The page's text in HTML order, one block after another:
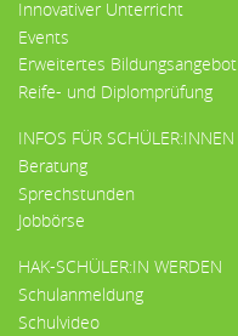
Innovativer Unterricht
Events
Erweitertes Bildungsangebot
Reife- und Diplomprüfung
INFOS FÜR SCHÜLER:INNEN
Beratung
Sprechstunden
Jobbörse
HAK-SCHÜLER:IN WERDEN
Schulanmeldung
Schulvideo